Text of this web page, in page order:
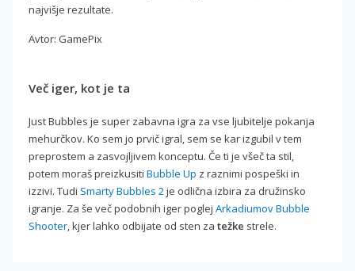
najvišje rezultate.
Avtor: GamePix
Več iger, kot je ta
Just Bubbles je super zabavna igra za vse ljubitelje pokanja
mehurčkov. Ko sem jo prvič igral, sem se kar izgubil v tem
preprostem a zasvojljivem konceptu. Če ti je všeč ta stil,
potem moraš preizkusiti Bubble Up z raznimi pospeški in
izzivi. Tudi Smarty Bubbles 2je odlična izbira za družinsko
igranje. Za še več podobnih iger poglej Arkadiumov Bubble
Shooter, kjer lahko odbijate od sten za težke strele.